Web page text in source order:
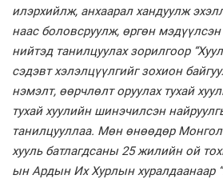
илэрхийлж, анхаарал хандуулж
наас боловсруулж, өргөн
нийтэд танилцуулах зорилгоор
сэдэвт хэлэлцүүлгийг зохион
нэмэлт, өөрчлөлт оруулах тухай
тухай хуулийн шинэчилсэн
танилцууллаа. Мөн өнөөдөр
хууль батлагдсаны 25 жилийн ой
ын Ардын Их Хурлын хуралдаанаар